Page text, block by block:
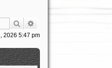
Etsi
2026 5:47 pm